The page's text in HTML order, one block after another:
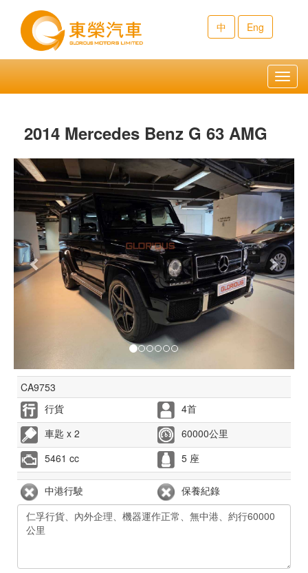
中 Eng
2014 Mercedes Benz G 63 AMG
Previous Next
CA9753
行貨
4首
車匙 x 2
60000公里
5461 cc
5 座
中港行駛 保養紀錄